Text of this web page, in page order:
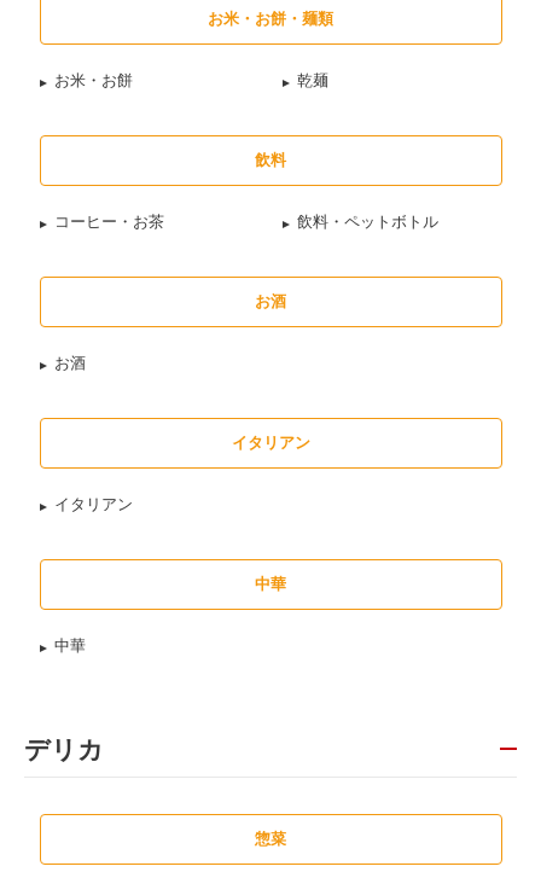
お米・お餅・麺類
お米・お餅 乾麺
飲料
コーヒー・お茶 飲料・ペットボトル
お酒
お酒
イタリアン
イタリアン
中華
中華
デリカ
惣菜